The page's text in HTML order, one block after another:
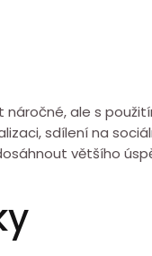
ale s
sdílení na
většího